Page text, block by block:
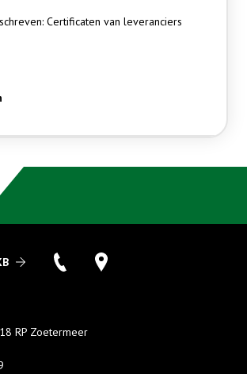
Certificaten van leveranciers
RP Zoetermeer